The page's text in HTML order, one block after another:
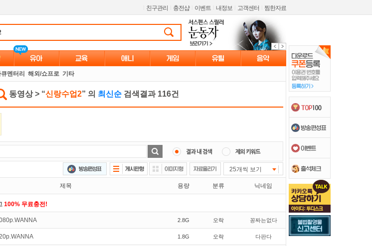
친구관리 충전샵 이벤트 내정보 고객센터 찜한자료
큐멘터리 해외/쇼프로 기타
동영상 > “신랑수업2” 의 최신순검색결과 116건
25개씩 보기
제목 용량 분류 닉네임
100% 무료충전!
크!
니다!
2.8G 오락 꽁짜는없다
1.8G 오락 다판다